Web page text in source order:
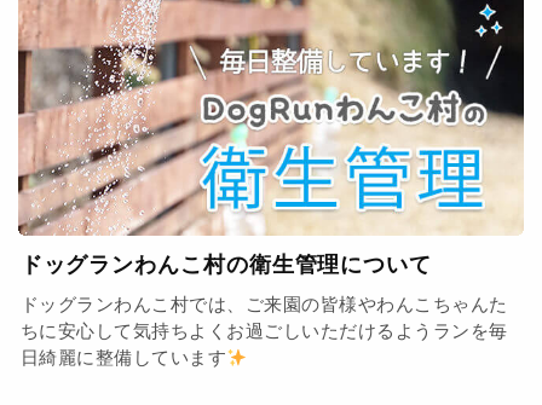
ドッグランわんこ村の衛生管理について
ドッグランわんこ村では、ご来園の皆様やわんこちゃんた
ちに安心して気持ちよくお過ごしいただけるようランを毎
日綺麗に整備しています